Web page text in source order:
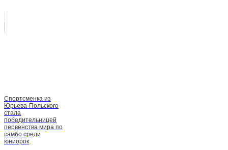
Спортсменка из
Юрьева-Польского
стала
победительницей
первенства мира по
самбо среди
юниорок